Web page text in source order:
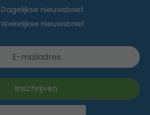
Dagelijkse nieuwsbrief
Wekelijkse nieuwsbrief